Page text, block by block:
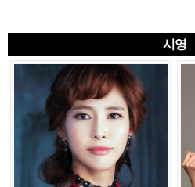
시영